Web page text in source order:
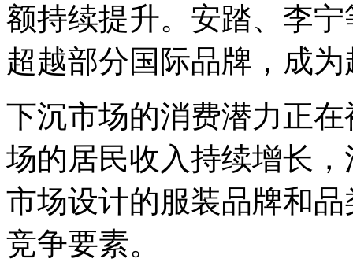
额持续提升。安踏、李
超越部分国际品牌，成
下沉市场的消费潜力正
场的居民收入持续增长
市场设计的服装品牌和
竞争要素。